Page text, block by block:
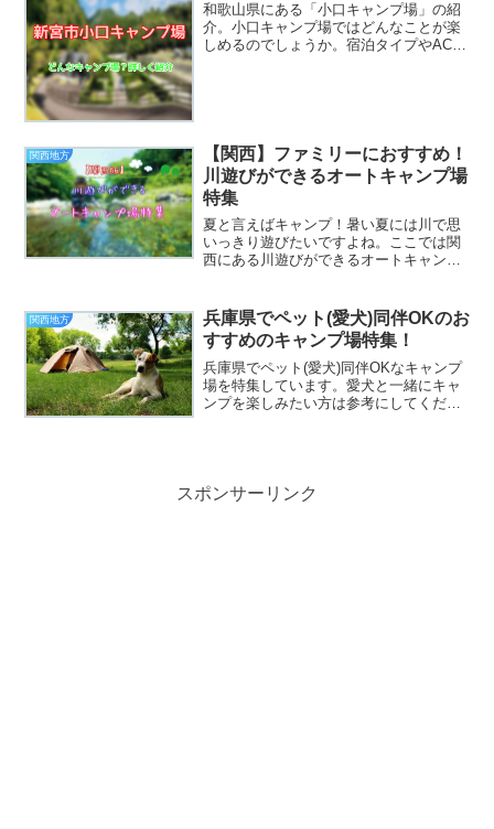
和歌山県にある「小口キャンプ場」の紹
介。小口キャンプ場ではどんなことが楽
しめるのでしょうか。宿泊タイプやAC電
関西地方
【関西】ファミリーにおすすめ！
川遊びができるオートキャンプ場
特集
夏と言えばキャンプ！暑い夏には川で思
いっきり遊びたいですよね。ここでは関
西にある川遊びができるオートキャンプ
ンプ場です。自然いっぱいの中で遊ぶ川
遊びは楽しさ倍増！暑い季...
関西地方
兵庫県でペット(愛犬)同伴OKのお
すすめのキャンプ場特集！
兵庫県でペット(愛犬)同伴OKなキャンプ
場を特集しています。愛犬と一緒にキャ
ンプを楽しみたい方は参考にしてくださ
スポンサーリンク